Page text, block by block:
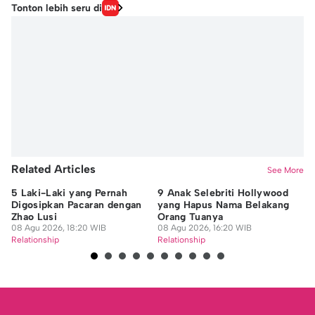
Tonton lebih seru di
Related Articles See More
5 Laki-Laki yang Pernah
Digosipkan Pacaran dengan
Zhao Lusi
08 Agu 2026, 18:20 WIB
Relationship
9 Anak Selebriti Hollywood
yang Hapus Nama Belakang
Orang Tuanya
08 Agu 2026, 16:20 WIB
Relationship